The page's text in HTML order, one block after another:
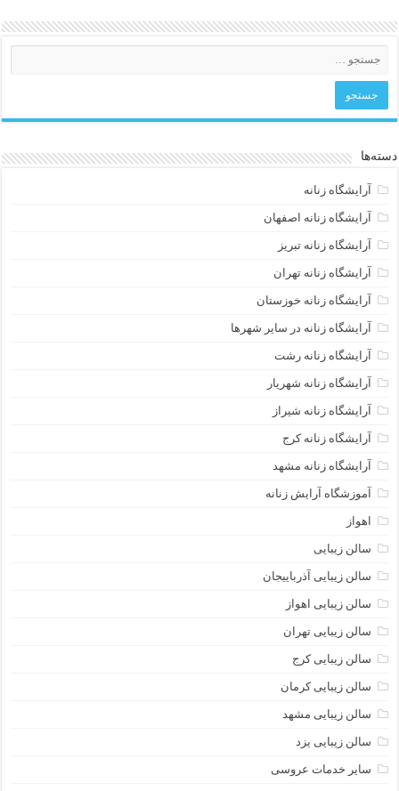
دسته‌ها
آرایشگاه زنانه
آرایشگاه زنانه اصفهان
آرایشگاه زنانه تبریز
آرایشگاه زنانه تهران
آرایشگاه زنانه خوزستان
آرایشگاه زنانه در سایر شهرها
آرایشگاه زنانه رشت
آرایشگاه زنانه شهریار
آرایشگاه زنانه شیراز
آرایشگاه زنانه کرج
آرایشگاه زنانه مشهد
آموزشگاه آرایش زنانه
اهواز
سالن زیبایی
سالن زیبایی آذرباییجان
سالن زیبایی اهواز
سالن زیبایی تهران
سالن زیبایی کرج
سالن زیبایی کرمان
سالن زیبایی مشهد
سالن زیبایی یزد
سایر خدمات عروسی